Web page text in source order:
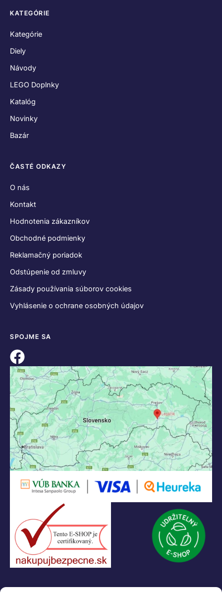
KATEGÓRIE
Kategórie
Diely
Návody
LEGO Doplnky
Katalóg
Novinky
Bazár
ČASTÉ ODKAZY
O nás
Kontakt
Hodnotenia zákazníkov
Obchodné podmienky
Reklamačný poriadok
Odstúpenie od zmluvy
Zásady používania súborov cookies
Vyhlásenie o ochrane osobných údajov
SPOJME SA